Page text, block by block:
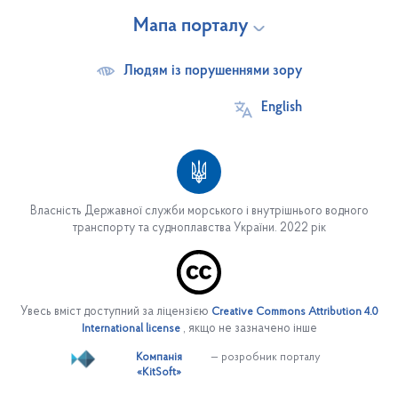
Власність Державної служби морського і внутрішнього водного
транспорту та судноплавства України. 2022 рік
Мапа порталу
Людям із порушеннями зору
English
Структура служби
Керівництво
Управління персоналом
Увесь вміст доступний за ліцензією Creative Commons Attribution 4.0
International license, якщо не зазначено інше
Компанія
«KitSoft»
— розробник порталу